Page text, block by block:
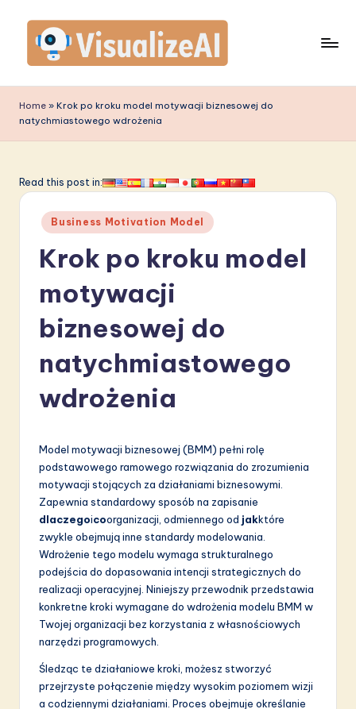
content
is
u
li
A
L
in
Home » Krok po kroku model motywacji biznesowej do
natychmiastowego wdrożenia
Read this post in:
Posted
in
Business Motivation Model
Krok po kroku model
motywacji
biznesowej do
natychmiastowego
wdrożenia
Model motywacji biznesowej (BMM) pełni rolę
podstawowego ramowego rozwiązania do zrozumienia
motywacji stojących za działaniami biznesowymi.
Zapewnia standardowy sposób na zapisanie
dlaczegoicoorganizacji, odmiennego od jakktóre
zwykle obejmują inne standardy modelowania.
Wdrożenie tego modelu wymaga strukturalnego
podejścia do dopasowania intencji strategicznych do
realizacji operacyjnej. Niniejszy przewodnik przedstawia
konkretne kroki wymagane do wdrożenia modelu BMM w
Twojej organizacji bez korzystania z własnościowych
narzędzi programowych.
Śledząc te działaniowe kroki, możesz stworzyć
przejrzyste połączenie między wysokim poziomem wizji
a codziennymi działaniami. Proces obejmuje określanie